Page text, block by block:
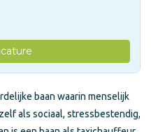
baan waarin menselijk
als sociaal, stressbestendig,